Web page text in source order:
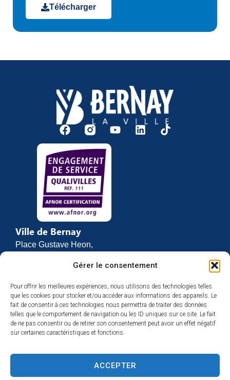
Gérer le consentement
Pour offrir les meilleures expériences, nous utilisons des technologies telles
que les cookies pour stocker et/ou accéder aux informations des appareils. Le
fait de consentir à ces technologies nous permettra de traiter des données
telles que le comportement de navigation ou les ID uniques sur ce site. Le fait
de ne pas consentir ou de retirer son consentement peut avoir un effet négatif
sur certaines caractéristiques et fonctions.
ACCEPTER
Télécharger
Ville de Bernay
Place Gustave Heon,
27307 BERNAY
02 32 46 63 00
Contact
Horaires d’ouverture
Du lundi au vendredi :
et de 13h30 à 17h